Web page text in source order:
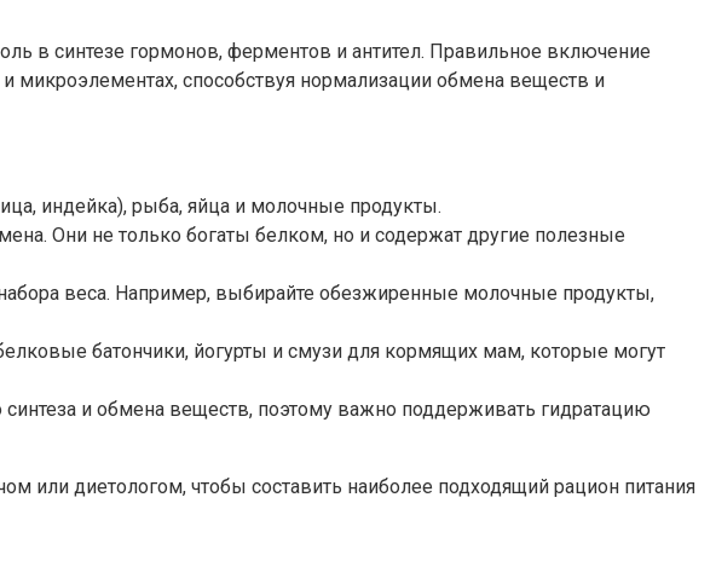
в синтезе гормонов, ферментов и антител. Правильное включение
микроэлементах, способствуя нормализации обмена веществ и
индейка), рыба, яйца и молочные продукты.
Они не только богаты белком, но и содержат другие полезные
веса. Например, выбирайте обезжиренные молочные продукты,
батончики, йогурты и смузи для кормящих мам, которые могут
и обмена веществ, поэтому важно поддерживать гидратацию
или диетологом, чтобы составить наиболее подходящий рацион питания